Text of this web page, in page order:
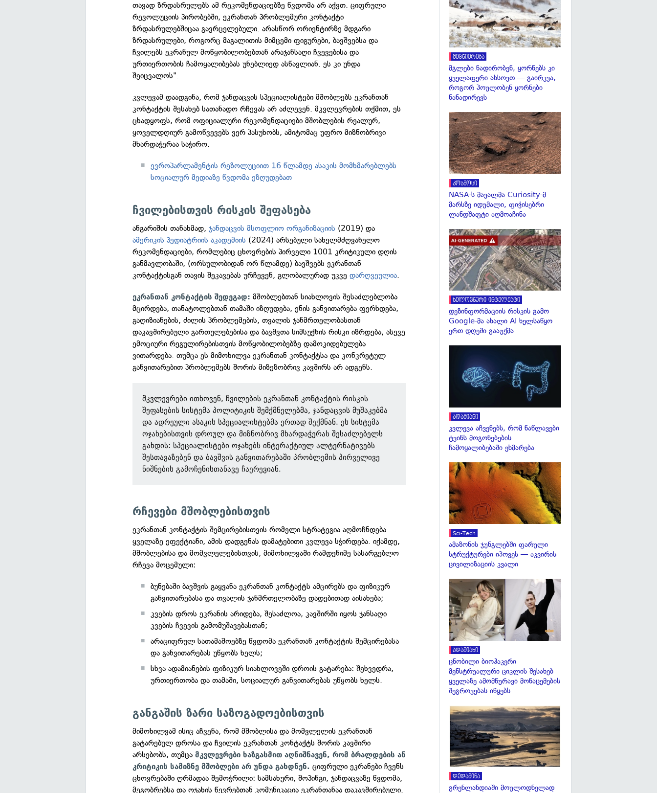
თავად ზრდასრულებს ამ რეკომენდაციებზე წვდომა არ აქვთ. ციფრული
რევოლუციის პირობებში, ეკრანთან პრობლემური კონტაქტი
ზრდასრულებშიცაა გავრცელებული. არასწორ ორიენტირზე მდგარი
ზრდასრულები, როგორც მაგალითის მიმცემი ფიგურები, ბავშვებსა და
ჩვილებს ეკრანულ მოწყობილობებთან არაჯანსაღი ჩვევებისა და
ურთიერთობის ჩამოყალიბებას უნებლიედ ასწავლიან. ეს კი უნდა
შეიცვალოს".
კვლევამ დაადგინა, რომ ჯანდაცვის სპეციალისტები მშობლებს ეკრანთან
კონტაქტის შესახებ სათანადო რჩევას არ აძლევენ. მკვლევრების თქმით, ეს
ცხადყოფს, რომ ოფიციალური რეკომენდაციები მშობლების რეალურ,
ყოველდღიურ გამოწვევებს ვერ პასუხობს, ამიტომაც უფრო მიზნობრივი
მხარდაჭერაა საჭირო.
ევროპარლამენტის რეზოლუციით 16 წლამდე ასაკის მომხმარებლებს
სოციალურ მედიაზე წვდომა ეზღუდებათ
ჩვილებისთვის რისკის შეფასება
ანგარიშის თანახმად,ჯანდაცვის მსოფლიო ორგანიზაციის (2019) და
ამერიკის პედიატრიის აკადემიის (2024) არსებული სახელმძღვანელო
რეკომენდაციები, რომლებიც ცხოვრების პირველი 1001 კრიტიკული დღის
განმავლობაში, (ორსულობიდან ორ წლამდე) ბავშვებს ეკრანთან
კონტაქტისგან თავის შეკავებას ურჩევენ, გლობალურად უკვედარღვეულია.
ეკრანთან კონტაქტის შედეგად: მშობლებთან სიახლოვის შესაძლებლობა
მცირდება, თანატოლებთან თამაში იზღუდება, ენის განვითარება ფერხდება,
გაღიზიანების, ძილის პრობლემების, თვალის ჯანმრთელობასთან
დაკავშირებული გართულებებისა და ბავშვთა სიმსუქნის რისკი იზრდება, ასევე
ემოციური რეგულირებისთვის მოწყობილობებზე დამოკიდებულება
ვითარდება. თუმცა ეს მიმოხილვა ეკრანთან კონტაქტსა და კონკრეტულ
განვითარებით პრობლემებს შორის მიზეზობრივ კავშირს არ ადგენს.
მკვლევრები ითხოვენ, ჩვილების ეკრანთან კონტაქტის რისკის
შეფასების სისტემა პოლიტიკის შემქმნელებმა, ჯანდაცვის მუშაკებმა
და ადრეული ასაკის სპეციალისტებმა ერთად შექმნან. ეს სისტემა
ოჯახებისთვის დროულ და მიზნობრივ მხარდაჭერას შესაძლებელს
გახდის: სპეციალისტები ოჯახებს ინტერაქტიულ ალტერნატივებს
შესთავაზებენ და ბავშვის განვითარებაში პრობლემის პირველივე
ნიშნების გამოჩენისთანავე ჩაერევიან.
რჩევები მშობლებისთვის
ეკრანთან კონტაქტის შემცირებისთვის რომელი სტრატეგია აღმოჩნდება
ყველაზე ეფექტიანი, ამის დადგენას დამატებითი კვლევა სჭირდება. იქამდე,
მშობლებისა და მომვლელებისთვის, მიმოხილვაში რამდენიმე სასარგებლო
რჩევა მოცემული:
ბუნებაში ბავშვის გაყვანა ეკრანთან კონტაქტს ამცირებს და ფიზიკურ
განვითარებასა და თვალის ჯანმრთელობაზე დადებითად აისახება;
კვების დროს ეკრანის არიდება, შესაძლოა, კავშირში იყოს ჯანსაღი
კვების ჩვევის გამომუშავებასთან;
არაციფრულ სათამაშოებზე წვდომა ეკრანთან კონტაქტის შემცირებასა
და განვითარებას უწყობს ხელს;
სხვა ადამიანების ფიზიკურ სიახლოვეში დროის გატარება: შეხვედრა,
ურთიერთობა და თამაში, სოციალურ განვითარებას უწყობს ხელს.
განგაშის ზარი საზოგადოებისთვის
მიმოხილვამ ისიც აჩვენა, რომ მშობლისა და მომვლელის ეკრანთან
გატარებულ დროსა და ჩვილის ეკრანთან კონტაქტს შორის კავშირი
არსებობს, თუმცამკვლევრები ხაზგასმით აღნიშნავენ, რომ ბრალდების ან
კრიტიკის სამიზნე მშობლები არ უნდა გახდნენ. ციფრული ეკრანები ჩვენს
ცხოვრებაში ღრმადაა შემოჭრილი: სამსახური, შოპინგი, ჯანდაცვაზე წვდომა,
მეგობრებსა და ოჯახის წევრებთან კომუნიკაცია ეკრანთანაა დაკავშირებული.
მეცნიერება
მგლები ნადირობენ, ყორნებს კი
ყველაფერი ახსოვთ — გაირკვა,
როგორ პოულობენ ყორნები
ნანადირევს
კოსმოსი
NASA-ს მავალმა Curiosity-მ
მარსზე იდუმალი, ფიჭისებრი
ლანდშაფტი აღმოაჩინა
ხელოვნური ინტელექტი
დეზინფორმაციის რისკის გამო
Google-მა ახალი AI ხელსაწყო
ერთ დღეში გააუქმა
ადამიანი
კვლევა აჩვენებს, რომ ნაწლავები
ტვინს მოგონებების
ჩამოყალიბებაში ეხმარება
Sci-Tech
ამაზონის ჯუნგლებში ფარული
სტრუქტურები იპოვეს — აკვირის
ცივილიზაციის კვალი
ადამიანი
ცნობილი ბიოჰაკერი
მენსტრუალური ციკლის შესახებ
ყველაზე ამომწურავი მონაცემების
შეგროვებას იწყებს
დედამიწა
გრენლანდიაში მოულოდნელად